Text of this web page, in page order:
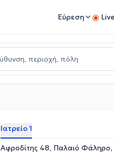
Εύρεση
Ιατρείο 1
Αφροδίτης 48, Παλαιό Φάληρο,